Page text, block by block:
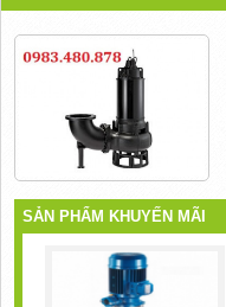
SẢN PHẨM KHUYẾN MÃI